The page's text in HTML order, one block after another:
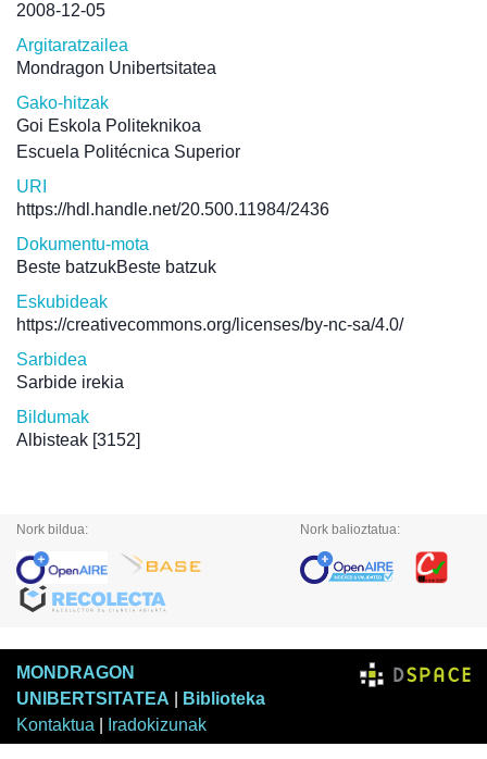
2008-12-05
Argitaratzailea
Mondragon Unibertsitatea
Gako-hitzak
Goi Eskola Politeknikoa
Escuela Politécnica Superior
URI
https://hdl.handle.net/20.500.11984/2436
Dokumentu-mota
Beste batzukBeste batzuk
Eskubideak
https://creativecommons.org/licenses/by-nc-sa/4.0/
Sarbidea
Sarbide irekia
Bildumak
Albisteak [3152]
Nork bildua: Nork balioztatua:
MONDRAGON
UNIBERTSITATEA
Biblioteka
Kontaktua
Iradokizunak